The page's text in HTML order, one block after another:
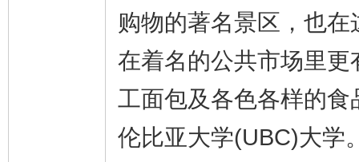
购物的著名景区，也
在着名的公共市场里
工面包及各色各样的
伦比亚大学(UBC)大学